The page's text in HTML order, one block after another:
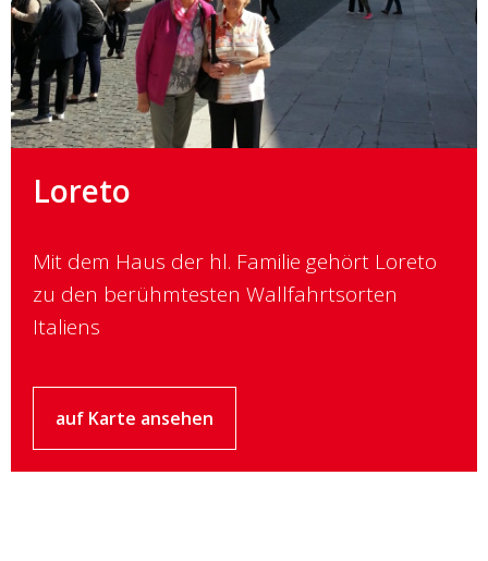
Loreto
Mit dem Haus der hl. Familie gehört Loreto
zu den berühmtesten Wallfahrtsorten
Italiens
auf Karte ansehen